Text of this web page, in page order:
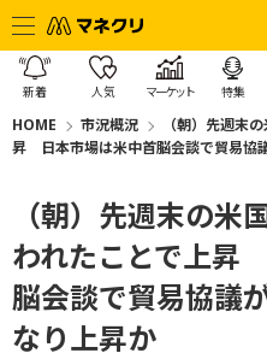
新着 人気 マーケット 特集
HOME 市況概況
（朝）先週末
昇 日本市場は米中首脳会談で貿易協
（朝）先週末の米
われたことで上昇
脳会談で貿易協議
なり上昇か